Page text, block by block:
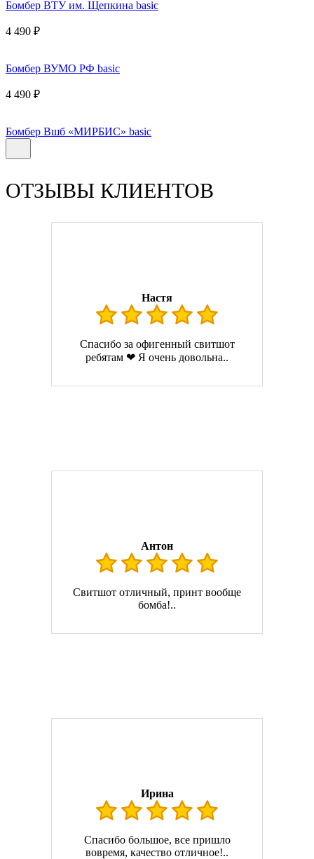
Бомбер ВТУ им. Щепкина basic
4 490 ₽
Бомбер ВУМО РФ basic
4 490 ₽
Бомбер Вшб «МИРБИС» basic
ОТЗЫВЫ КЛИЕНТОВ
Настя
Спасибо за офигенный свитшот
ребятам ❤ Я очень довольна..
Антон
Свитшот отличный, принт вообще
бомба!..
Ирина
Спасибо большое, все пришло
вовремя, качество отличное!..